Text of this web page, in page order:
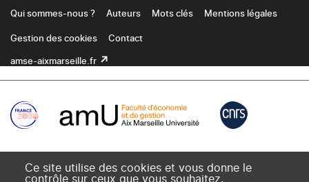
Qui sommes-nous ? Auteurs Mots clés Mentions légales
Gestion des cookies Contact
amse-aixmarseille.fr
Ce site utilise des cookies et vous donne le
contrôle sur ceux que vous souhaitez.